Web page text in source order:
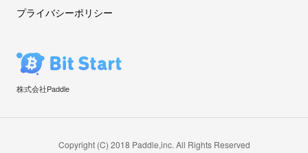
プライバシーポリシー
株式会社Paddle
Copyright (C) 2018 Paddle,inc. All Rights Reserved